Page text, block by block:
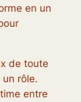
en un
de toute
rôle.
entre